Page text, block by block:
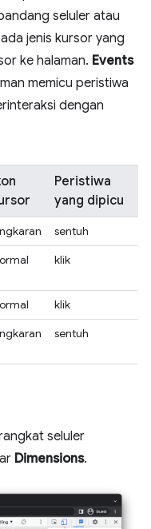
seluler atau
jenis kursor yang
ke halaman. Events
memicu peristiwa
dengan
Peristiwa
yang dipicu
sentuh
klik
klik
sentuh
seluler
Dimensions.